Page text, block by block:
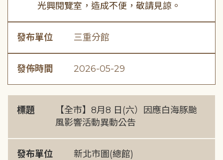
光興閱覽室，造成不便，敬請見諒。
發布單位 三重分館
發佈時間 2026-05-29
標題
【全市】8月8 日(六）因應白海豚颱
風影響活動異動公告
發布單位 新北市圖(總館)